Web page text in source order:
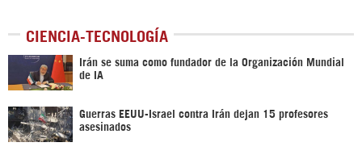
CIENCIA-TECNOLOGÍA
Irán se suma como fundador de la Organización Mundial
de IA
Guerras EEUU-Israel contra Irán dejan 15 profesores
asesinados